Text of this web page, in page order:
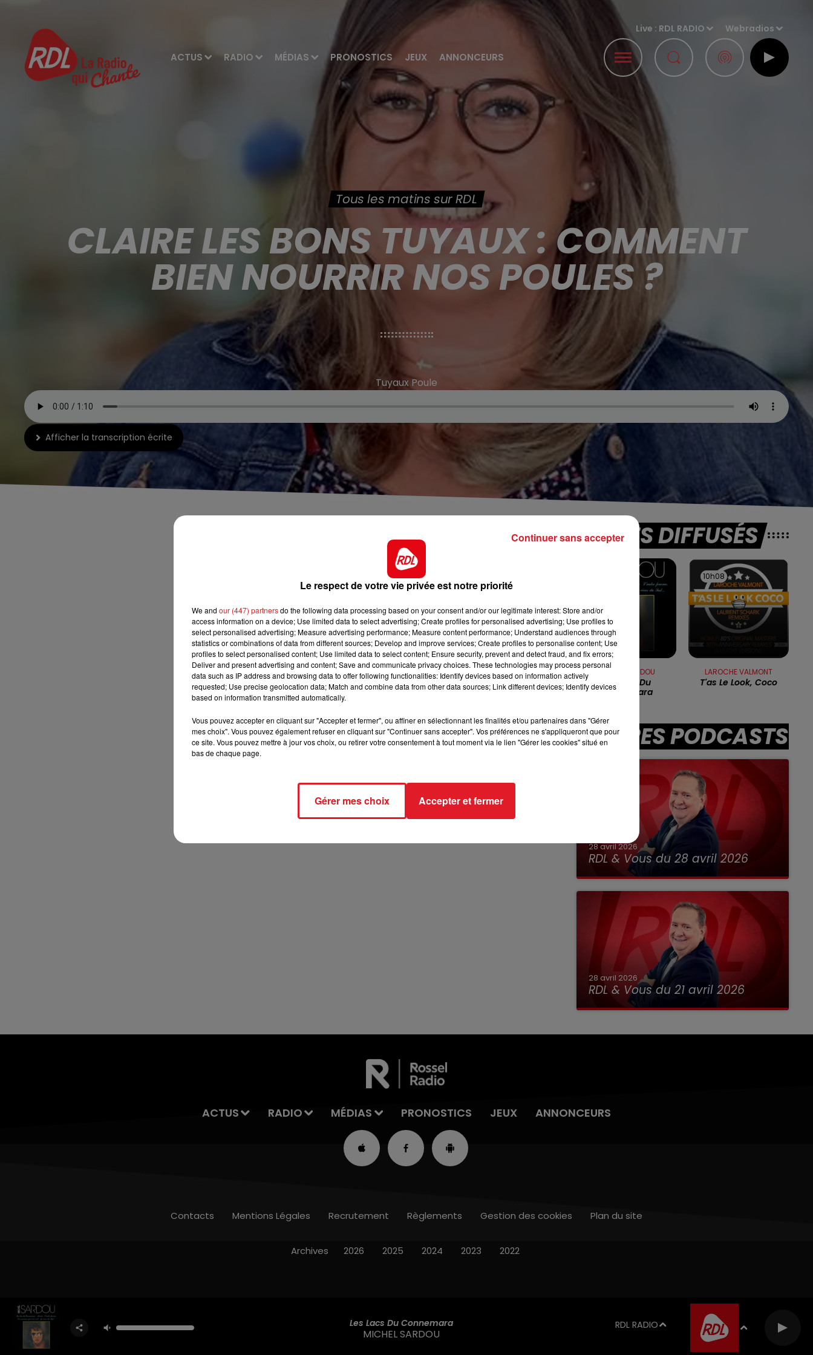
ACTUS RADIO MÉDIAS PRONOSTICS JEUX ANNONCEURS
Live : RDL RADIO Webradios
7h00 - 10h00
RDL WEEK-END
10h00 - 12h00
RDL WEEKEND
Tous les matins sur RDL
CLAIRE LES BONS TUYAUX : COMMENT
BIEN NOURRIR NOS POULES ?
Tuyaux Poule
Afficher la transcription écrite
TITRES DIFFUSÉS
MICHEL SARDOU
Les Lacs Du
Connemara
10h08
10h08
LAROCHE VALMONT
T'as Le Look, Coco
AUTRES PODCASTS
28 avril 2026
RDL & Vous du 28 avril 2026
28 avril 2026
RDL & Vous du 21 avril 2026
ACTUS RADIO MÉDIAS PRONOSTICS JEUX ANNONCEURS
Les Lacs Du Connemara
MICHEL SARDOU
RDL RADIO
Contacts Mentions Légales Recrutement Règlements Gestion des cookies Plan du site
Archives 2026 2025 2024 2023 2022
Le respect de votre vie privée est notre priorité
We and our (447) partnersdo the following data processing based on your consent and/or our legitimate interest: Store and/or
access information on a device; Use limited data to select advertising; Create profiles for personalised advertising; Use profiles to
select personalised advertising; Measure advertising performance; Measure content performance; Understand audiences through
statistics or combinations of data from different sources; Develop and improve services; Create profiles to personalise content; Use
profiles to select personalised content; Use limited data to select content; Ensure security, prevent and detect fraud, and fix errors;
Deliver and present advertising and content; Save and communicate privacy choices. These technologies may process personal
data such as IP address and browsing data to offer following functionalities: Identify devices based on information actively
requested; Use precise geolocation data; Match and combine data from other data sources; Link different devices; Identify devices
based on information transmitted automatically.
Vous pouvez accepter en cliquant sur "Accepter et fermer", ou affiner en sélectionnant les finalités et/ou partenaires dans "Gérer
mes choix". Vous pouvez également refuser en cliquant sur "Continuer sans accepter". Vos préférences ne s'appliqueront que pour
ce site. Vous pouvez mettre à jour vos choix, ou retirer votre consentement à tout moment via le lien "Gérer les cookies" situé en
bas de chaque page.
Gérer mes choix Accepter et fermer
Continuer sans accepter